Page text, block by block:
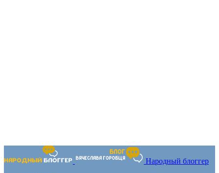
Народный блоггер